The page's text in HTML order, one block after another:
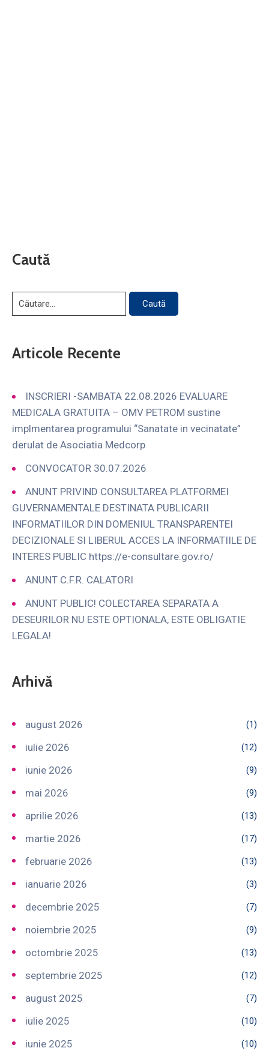
Caută
Articole Recente
INSCRIERI -SAMBATA 22.08.2026 EVALUARE
MEDICALA GRATUITA – OMV PETROM sustine
implmentarea programului “Sanatate in vecinatate”
derulat de Asociatia Medcorp
CONVOCATOR 30.07.2026
ANUNT PRIVIND CONSULTAREA PLATFORMEI
GUVERNAMENTALE DESTINATA PUBLICARII
INFORMATIILOR DIN DOMENIUL TRANSPARENTEI
DECIZIONALE SI LIBERUL ACCES LA INFORMATIILE DE
INTERES PUBLIC https://e-consultare.gov.ro/
ANUNT C.F.R. CALATORI
ANUNT PUBLIC! COLECTAREA SEPARATA A
DESEURILOR NU ESTE OPTIONALA, ESTE OBLIGATIE
LEGALA!
Arhivă
august 2026 (1)
iulie 2026 (12)
iunie 2026 (9)
mai 2026 (9)
aprilie 2026 (13)
martie 2026 (17)
februarie 2026 (13)
ianuarie 2026 (3)
decembrie 2025 (7)
noiembrie 2025 (9)
octombrie 2025 (13)
septembrie 2025 (12)
august 2025 (7)
iulie 2025 (10)
iunie 2025 (10)